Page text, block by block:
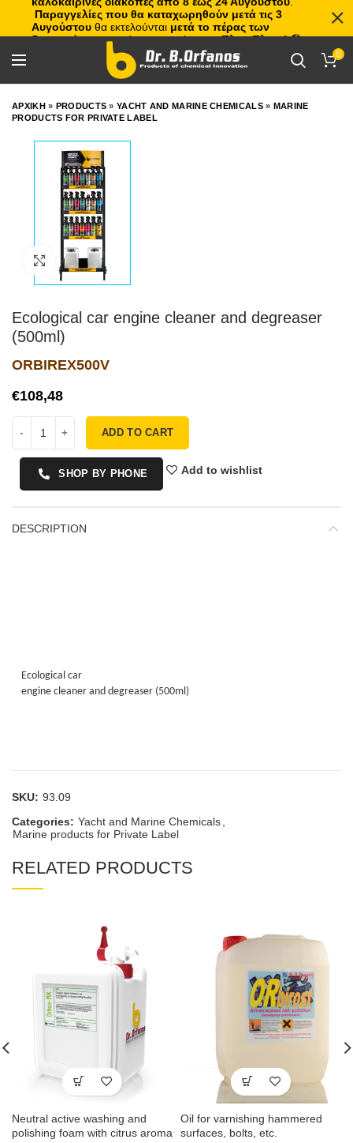
0
ΑΡΧΙΚΗ» PRODUCTS »YACHT AND MARINE CHEMICALS» MARINE
PRODUCTS FOR PRIVATE LABEL
Click to enlarge
Ecological car engine cleaner and degreaser
(500ml)
ORBIREX500V
€
ADD TO CART
SHOP BY PHONE Add to wishlist
DESCRIPTION
Ecological car
engine cleaner and degreaser (500ml)
SKU: 93.09
Categories: Yacht and Marine Chemicals
Marine products for Private Label
RELATED PRODUCTS
Neutral active washing and
polishing foam with citrus aroma
Oil for varnishing hammered
surfaces, bolts, etc.
Παραγγελίες που θα καταχωρηθούν μετά τις 3
Αυγούστου θα εκτελούνται μετά το πέρας των
διακοπών, με σειρά προτεραιότητας.Πλιτς Πλατς!🏖️🌊